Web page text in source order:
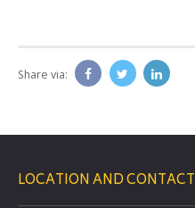
Share via:
LOCATION AND CONTACT